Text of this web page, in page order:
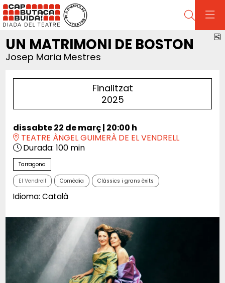
Cerca
UN MATRIMONI DE BOSTON
Josep Maria Mestres
Finalitzat
2025
dissabte 22 de març| 20:00 h
TEATRE ÀNGEL GUIMERÀ DE EL VENDRELL
Durada: 100 min
Tarragona
El Vendrell Comèdia Clàssics i grans èxits
Idioma: Català